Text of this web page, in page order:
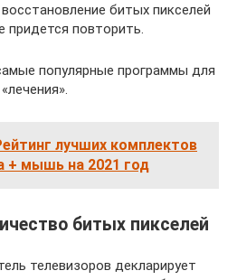
битых пикселей
придется повторить.
популярные программы для
«лечения».
лучших комплектов
+ мышь на 2021 год
битых пикселей
телевизоров декларирует